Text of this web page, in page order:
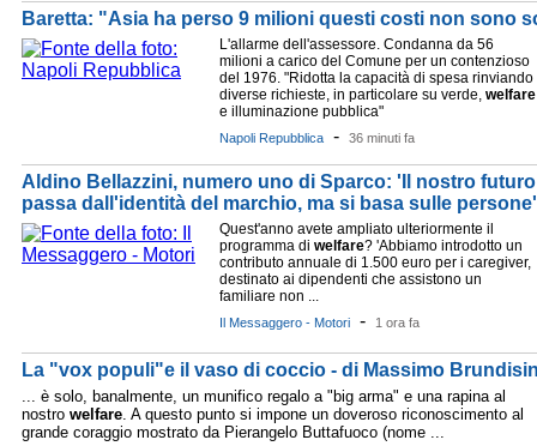
Baretta: "Asia ha perso 9 milioni questi costi non sono
L'allarme dell'assessore. Condanna da 56
milioni a carico del Comune per un contenzioso
del 1976. "Ridotta la capacità di spesa rinviando
diverse richieste, in particolare su verde, welfare
e illuminazione pubblica"
Napoli Repubblica - 36 minuti fa
Aldino Bellazzini, numero uno di Sparco: 'Il nostro
passa dall'identità del marchio, ma si basa sulle
Quest'anno avete ampliato ulteriormente il
programma di welfare? 'Abbiamo introdotto un
contributo annuale di 1.500 euro per i caregiver,
destinato ai dipendenti che assistono un
familiare non ...
Il Messaggero - Motori - 1 ora fa
La "vox populi"e il vaso di coccio - di Massimo
... è solo, banalmente, un munifico regalo a "big arma" e una rapina al
nostro welfare. A questo punto si impone un doveroso riconoscimento al
grande coraggio mostrato da Pierangelo Buttafuoco (nome ...